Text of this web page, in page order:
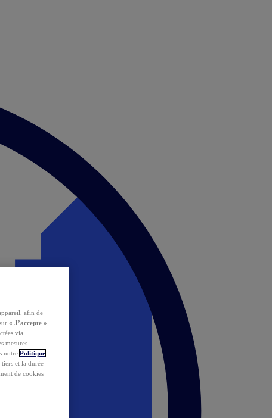
afin de
« J’accepte »
via
mesures
notre Politique
tiers et la durée
de cookies